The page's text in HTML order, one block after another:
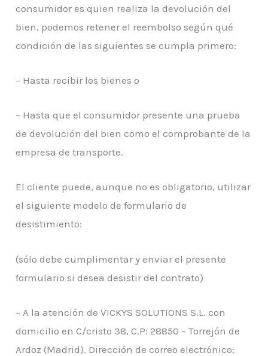
consumidor es quien realiza la devolución del
bien, podemos retener el reembolso según qué
condición de las siguientes se cumpla primero:
– Hasta recibir los bienes o
– Hasta que el consumidor presente una prueba
de devolución del bien como el comprobante de la
empresa de transporte.
El cliente puede, aunque no es obligatorio, utilizar
el siguiente modelo de formulario de
desistimiento:
(sólo debe cumplimentar y enviar el presente
formulario si desea desistir del contrato)
– A la atención de VICKYS SOLUTIONS S.L. con
domicilio en C/cristo 38, C.P: 28850 – Torrejón de
Ardoz (Madrid). Dirección de correo electrónico: